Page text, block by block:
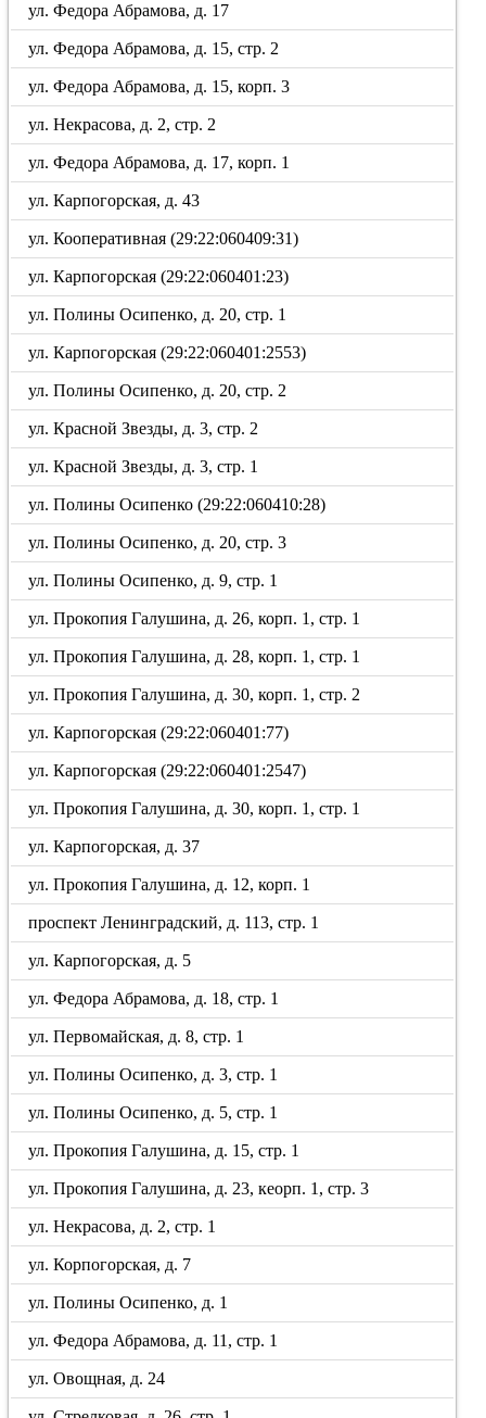
ул. Федора Абрамова, д. 17
ул. Федора Абрамова, д. 15, стр. 2
ул. Федора Абрамова, д. 15, корп. 3
ул. Некрасова, д. 2, стр. 2
ул. Федора Абрамова, д. 17, корп. 1
ул. Карпогорская, д. 43
ул. Кооперативная (29:22:060409:31)
ул. Карпогорская (29:22:060401:23)
ул. Полины Осипенко, д. 20, стр. 1
ул. Карпогорская (29:22:060401:2553)
ул. Полины Осипенко, д. 20, стр. 2
ул. Красной Звезды, д. 3, стр. 2
ул. Красной Звезды, д. 3, стр. 1
ул. Полины Осипенко (29:22:060410:28)
ул. Полины Осипенко, д. 20, стр. 3
ул. Полины Осипенко, д. 9, стр. 1
ул. Прокопия Галушина, д. 26, корп. 1, стр. 1
ул. Прокопия Галушина, д. 28, корп. 1, стр. 1
ул. Прокопия Галушина, д. 30, корп. 1, стр. 2
ул. Карпогорская (29:22:060401:77)
ул. Карпогорская (29:22:060401:2547)
ул. Прокопия Галушина, д. 30, корп. 1, стр. 1
ул. Карпогорская, д. 37
ул. Прокопия Галушина, д. 12, корп. 1
проспект Ленинградский, д. 113, стр. 1
ул. Карпогорская, д. 5
ул. Федора Абрамова, д. 18, стр. 1
ул. Первомайская, д. 8, стр. 1
ул. Полины Осипенко, д. 3, стр. 1
ул. Полины Осипенко, д. 5, стр. 1
ул. Прокопия Галушина, д. 15, стр. 1
ул. Прокопия Галушина, д. 23, кеорп. 1, стр. 3
ул. Некрасова, д. 2, стр. 1
ул. Корпогорская, д. 7
ул. Полины Осипенко, д. 1
ул. Федора Абрамова, д. 11, стр. 1
ул. Овощная, д. 24